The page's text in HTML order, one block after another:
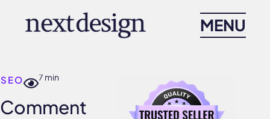
content
MENU
SEO 7 min
Comment